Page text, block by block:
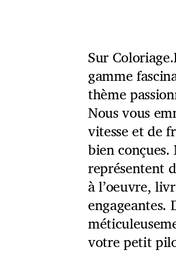
Sur
gamme
thème
Nous vous
vitesse et de
bien conçues.
représentent
à l’oeuvre,
engageantes.
votre petit